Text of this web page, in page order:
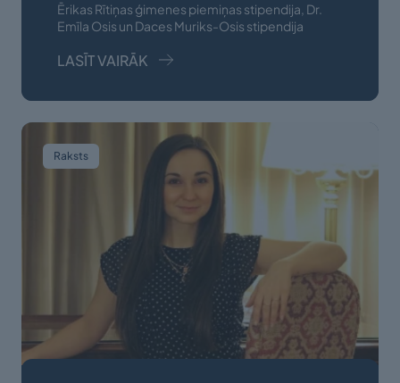
Ērikas Rītiņas ģimenes piemiņas stipendija, Dr.
Emīla Osis un Daces Muriks-Osis stipendija
LASĪT VAIRĀK
Raksts